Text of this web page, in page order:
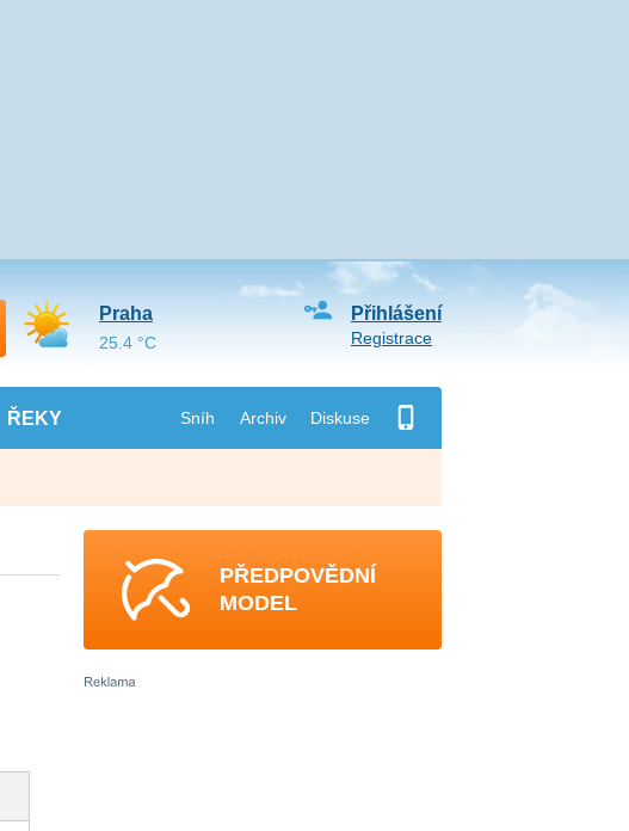
ŘEKY Sníh Archiv Diskuse
Přihlášení
Registrace
Praha
25.4 °C
PŘEDPOVĚDNÍ
MODEL